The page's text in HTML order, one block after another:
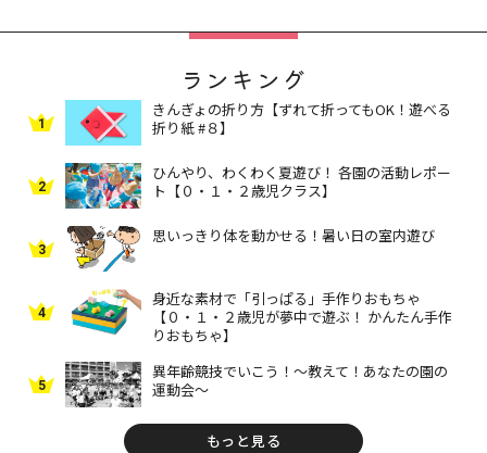
ランキング
1
きんぎょの折り方【ずれて折ってもOK！遊べる
折り紙 #８】
2
ひんやり、わくわく夏遊び！ 各園の活動レポー
ト【０・１・２歳児クラス】
3
思いっきり体を動かせる！暑い日の室内遊び
4
身近な素材で「引っぱる」手作りおもちゃ
【０・１・２歳児が夢中で遊ぶ！ かんたん手作
りおもちゃ】
5
異年齢競技でいこう！～教えて！あなたの園の
運動会～
もっと見る